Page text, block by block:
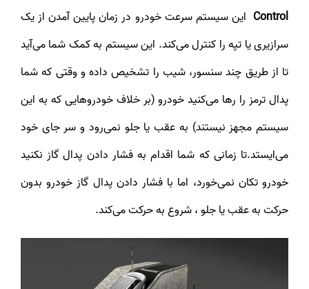
Control این سیستم سرعت خودرو در زمان پایین آمدن از یک
سرازیری یا تپه را کنترل می‌کند. این سیستم به کمک شما می‌آید
تا از طریق چند سنسور، شیب را تشخیص داده و وقتی که شما
پدال ترمز را رها می‌کنید خودرو (بر خلاف خودروهایی که به این
سیستم مجهز نیستند) به عقب یا جلو نمی‌رود و سر جای خود
می‌ایستد.تا زمانی که شما اقدام به فشار دادن پدال گاز نکنید
خودرو تکان نمی‌‌خورد، اما با فشار دادن پدال گاز خودرو بدون
حرکت به عقب یا جلو ، شروع به حرکت می‌کند.